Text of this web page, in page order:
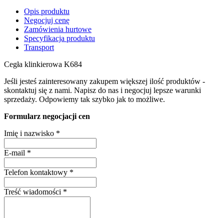
Opis produktu
Negocjuj cenę
Zamówienia hurtowe
Specyfikacja produktu
Transport
Cegła klinkierowa K684
Jeśli jesteś zainteresowany zakupem większej ilość produktów -
skontaktuj się z nami. Napisz do nas i negocjuj lepsze warunki
sprzedaży. Odpowiemy tak szybko jak to możliwe.
Formularz negocjacji cen
Imię i nazwisko *
E-mail *
Telefon kontaktowy *
Treść wiadomości *